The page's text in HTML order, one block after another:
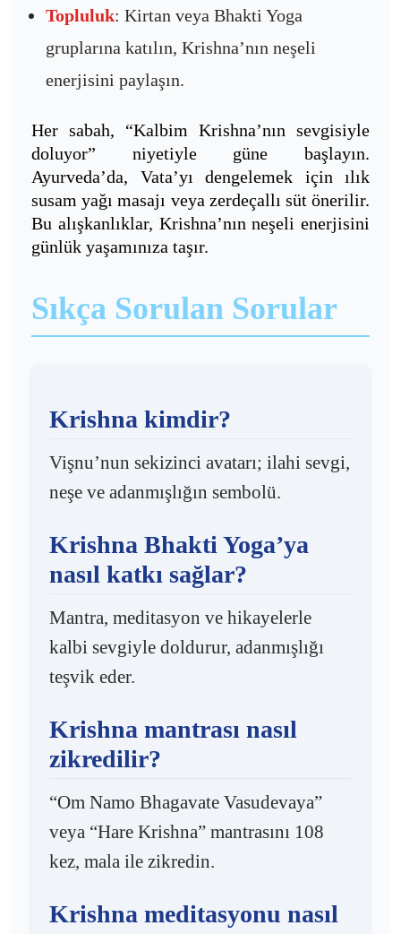
Topluluk: Kirtan veya Bhakti Yoga
gruplarına katılın, Krishna’nın neşeli
enerjisini paylaşın.
Her sabah, “Kalbim Krishna’nın sevgisiyle
doluyor” niyetiyle güne başlayın.
Ayurveda’da, Vata’yı dengelemek için ılık
susam yağı masajı veya zerdeçallı süt önerilir.
Bu alışkanlıklar, Krishna’nın neşeli enerjisini
günlük yaşamınıza taşır.
Sıkça Sorulan Sorular
Krishna kimdir?
Vişnu’nun sekizinci avatarı; ilahi sevgi,
neşe ve adanmışlığın sembolü.
Krishna Bhakti Yoga’ya
nasıl katkı sağlar?
Mantra, meditasyon ve hikayelerle
kalbi sevgiyle doldurur, adanmışlığı
teşvik eder.
Krishna mantrası nasıl
zikredilir?
“Om Namo Bhagavate Vasudevaya”
veya “Hare Krishna” mantrasını 108
kez, mala ile zikredin.
Krishna meditasyonu nasıl